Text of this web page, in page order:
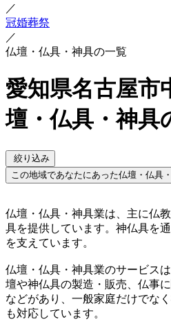
／
冠婚葬祭
／
仏壇・仏具・神具の一覧
愛知県名古屋市
壇・仏具・神具
絞り込み
この地域であなたにあった仏壇・仏具
仏壇・仏具・神具業は、主に仏
具を提供しています。神仏具を
を支えています。
仏壇・仏具・神具業のサービス
壇や神仏具の製造・販売、仏事
などがあり、一般家庭だけでな
も対応しています。